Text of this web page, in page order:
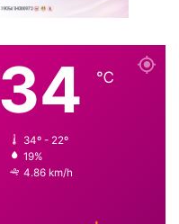
34 ℃
34º - 22º
19%
4.86 km/h